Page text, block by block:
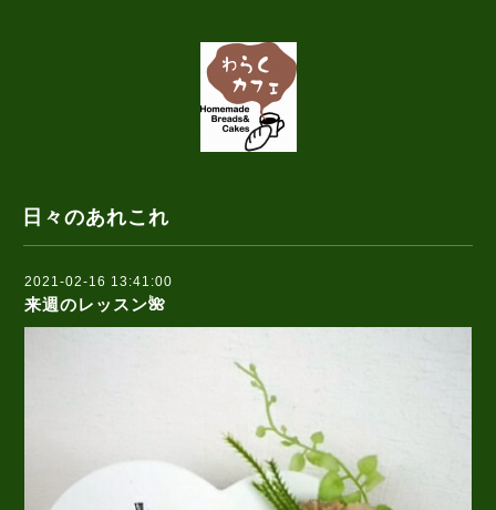
日々のあれこれ
2021-02-16 13:41:00
来週のレッスン🌺